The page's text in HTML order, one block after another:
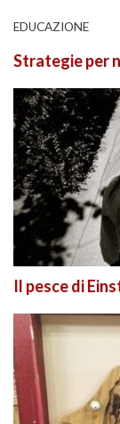
EDUCAZIONE
Strategie per
Il pesce di